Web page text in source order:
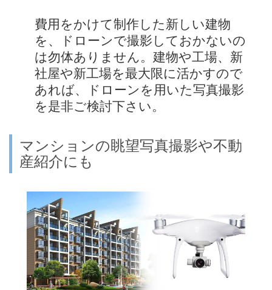
費用をかけて制作した新しい建物
を、ドローンで撮影しておかないの
は勿体ありません。建物や工場、新
社屋や新工場を最大限に活かすので
あれば、ドローンを用いた写真撮影
を是非ご検討下さい。
マンションの眺望写真撮影や不動
産紹介にも